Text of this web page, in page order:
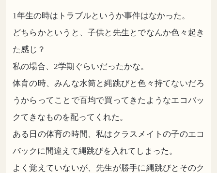
1年生の時はトラブルというか事件はなかった。
どちらかというと、子供と先生とでなんか色々起き
た感じ？
私の場合、2学期ぐらいだったかな。
体育の時、みんな水筒と縄跳びと色々持てないだろ
うからってことで百均で買ってきたようなエコバッ
クてきなものを配ってくれた。
ある日の体育の時間、私はクラスメイトの子のエコ
バックに間違えて縄跳びを入れてしまった。
よく覚えていないが、先生が勝手に縄跳びとそのク